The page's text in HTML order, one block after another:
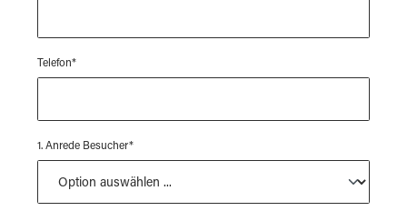
Telefon*
1. Anrede Besucher*